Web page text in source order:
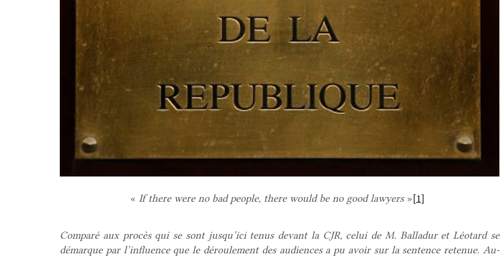
« If there were no bad people, there would be no good lawyers»[1]
Comparé aux procès qui se sont jusqu’ici tenus devant la CJR, celui de M. Balladur et Léotard se
démarque par l’influence que le déroulement des audiences a pu avoir sur la sentence retenue. Au-